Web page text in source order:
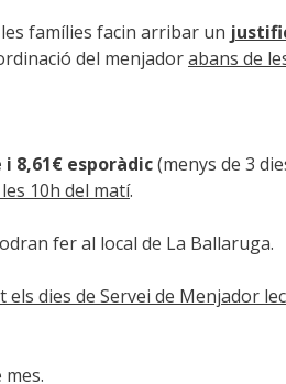
les famílies facin arribar un
del menjadorabans de
i 8,61€ esporàdic(menys de 3
10h del matí.
fer al local de La Ballaruga.
els dies de Servei de Menjador